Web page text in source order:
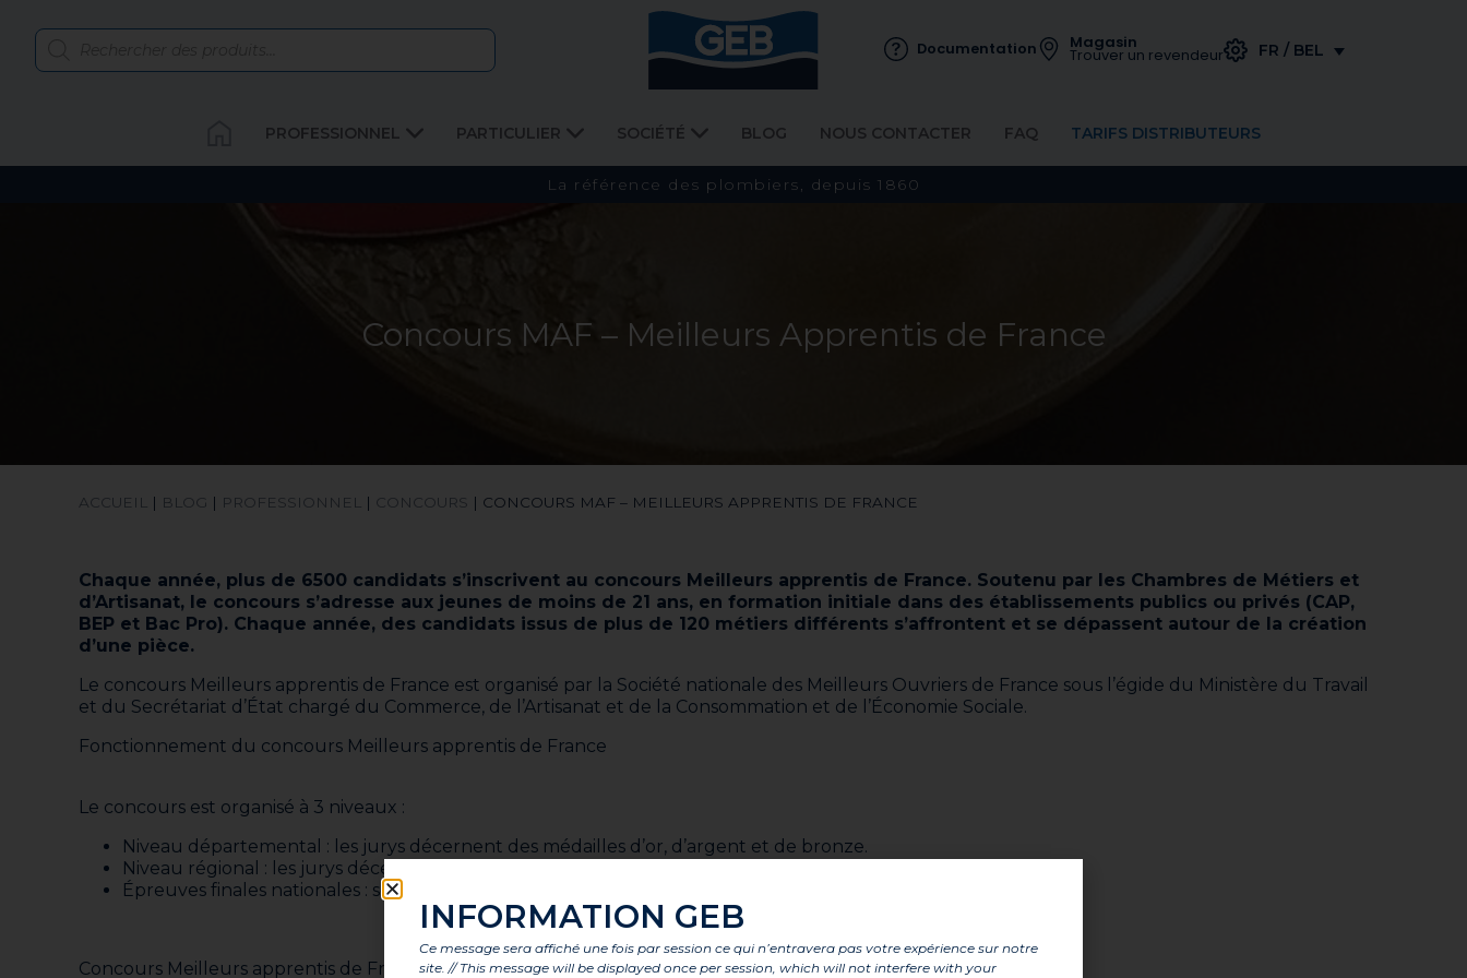
Documentation Magasin
Trouver un revendeur FR / BEL
PROFESSIONNEL PARTICULIER SOCIÉTÉ BLOG NOUS CONTACTER FAQ TARIFS DISTRIBUTEURS
La référence des plombiers, depuis 1860
Concours MAF – Meilleurs Apprentis de France
ACCUEIL | BLOG | PROFESSIONNEL | CONCOURS | CONCOURS MAF – MEILLEURS APPRENTIS DE FRANCE
Chaque année, plus de 6500 candidats s’inscrivent au concours Meilleurs apprentis de France. Soutenu par les Chambres de Métiers et
d’Artisanat, le concours s’adresse aux jeunes de moins de 21 ans, en formation initiale dans des établissements publics ou privés (CAP,
BEP et Bac Pro). Chaque année, des candidats issus de plus de 120 métiers différents s’affrontent et se dépassent autour de la création
d’une pièce.
Le concours Meilleurs apprentis de France est organisé par la Société nationale des Meilleurs Ouvriers de France sous l’égide du Ministère du Travail
et du Secrétariat d’État chargé du Commerce, de l’Artisanat et de la Consommation et de l’Économie Sociale.
Fonctionnement du concours Meilleurs apprentis de France
Le concours est organisé à 3 niveaux :
Niveau départemental : les jurys décernent des médailles d’or, d’argent et de bronze.
Niveau régional : les jurys décernent des médailles d’or et d’argent.
Épreuves finales nationales : seuls les médaillés d’or aux épreuves régionales peuvent y participer.
Concours Meilleurs apprentis de France : un tremplin professionnel
INFORMATION GEB
Ce message sera affiché une fois par session ce qui n’entravera pas votre expérience sur notre
site. // This message will be displayed once per session, which will not interfere with your